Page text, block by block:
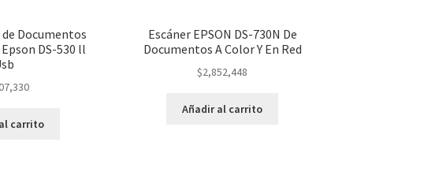
Documentos
DS-530 ll
carrito
Escáner EPSON DS-730N De
Documentos A Color Y En Red
$2,852,448
Añadir al carrito